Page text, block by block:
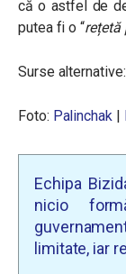
că o astfel de
putea fi o “rețetă
Surse alternative:
Foto: Palinchak|
Echipa
nicio
limitate, iar